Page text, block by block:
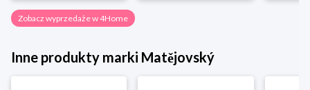
Zobacz wyprzedaże w 4Home
Inne produkty marki Matějovský